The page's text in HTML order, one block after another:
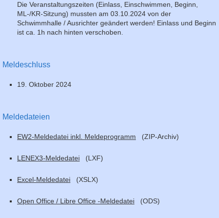
Die Veranstaltungszeiten (Einlass, Einschwimmen, Beginn,
ML-/KR-Sitzung) mussten am 03.10.2024 von der
Schwimmhalle / Ausrichter geändert werden! Einlass und Beginn
ist ca. 1h nach hinten verschoben.
Meldeschluss
19. Oktober 2024
Meldedateien
EW2-Meldedatei inkl. Meldeprogramm (ZIP-Archiv)
LENEX3-Meldedatei (LXF)
Excel-Meldedatei (XSLX)
Open Office / Libre Office -Meldedatei (ODS)